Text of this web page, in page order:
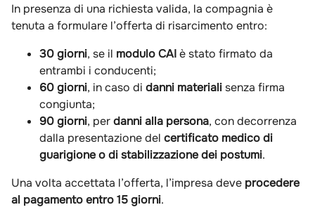
In presenza di una richiesta valida, la compagnia è
tenuta a formulare l’offerta di risarcimento entro:
30 giorni, se il modulo CAIè stato firmato da
entrambi i conducenti;
60 giorni, in caso di danni materiali senza firma
congiunta;
90 giorni, perdanni alla persona, con decorrenza
dalla presentazione del certificato medico di
guarigione o di stabilizzazione dei postumi.
Una volta accettata l’offerta, l’impresa deve procedere
al pagamento entro 15 giorni.